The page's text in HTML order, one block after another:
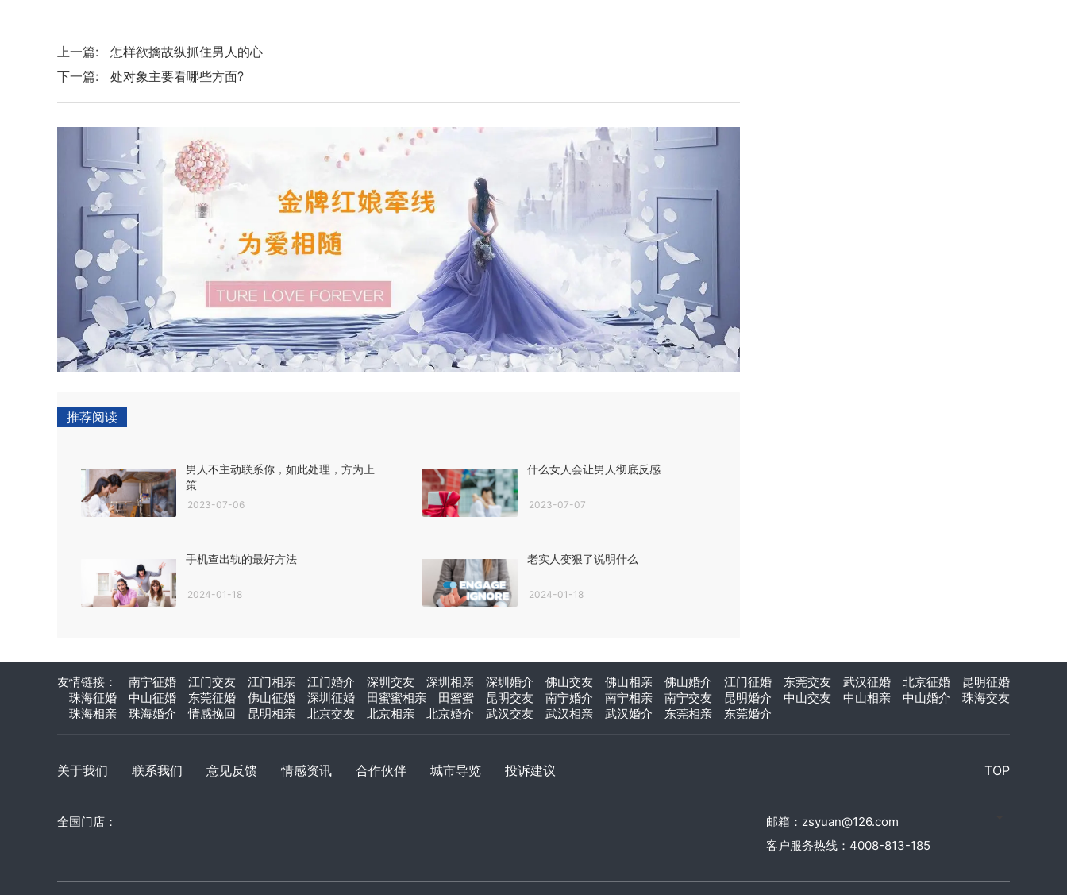
上一篇:
怎样欲擒故纵抓住男人的心
下一篇:
处对象主要看哪些方面?
推荐阅读
男人不主动联系你，如此处理，方为上
策
2023-07-06
什么女人会让男人彻底反感
2023-07-07
手机查出轨的最好方法
2024-01-18
老实人变狠了说明什么
2024-01-18
友情链接： 南宁征婚 江门交友 江门相亲 江门婚介 深圳交友 深圳相亲 深圳婚介 佛山交友 佛山相亲 佛山婚介 江门征婚 东莞交友 武汉征婚 北京征婚
昆明征婚
珠海征婚
中山征婚 东莞征婚 佛山征婚 深圳征婚 田蜜蜜相亲 田蜜蜜 昆明交友 南宁婚介 南宁相亲 南宁交友 昆明婚介 中山交友 中山相亲 中山婚介
珠海交友
珠海相亲
珠海婚介 情感挽回 昆明相亲 北京交友 北京相亲 北京婚介 武汉交友 武汉相亲 武汉婚介 东莞相亲 东莞婚介
关于我们 联系我们 意见反馈 情感资讯 合作伙伴 城市导览 投诉建议 TOP
全国门店：
邮箱：zsyuan@126.com
客户服务热线：4008-813-185